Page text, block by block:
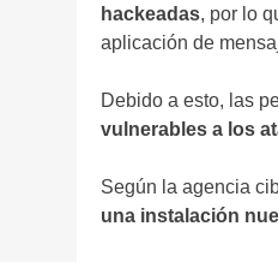
hackeadas, por lo
aplicación de
Debido a esto, las
vulnerables a los
Según la agencia
una instalación